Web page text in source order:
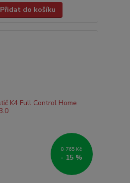
Přidat do košíku
8 765 Kč
- 15 %